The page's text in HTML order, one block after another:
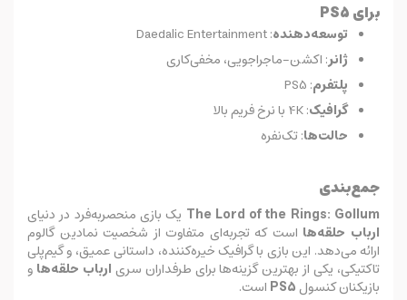
برای PS5
توسعه‌دهنده: Daedalic Entertainment
ژانر: اکشن-ماجراجویی، مخفی‌کاری
پلتفرم: PS5
گرافیک: 4K با نرخ فریم بالا
حالت‌ها: تک‌نفره
جمع‌بندی
The Lord of the Rings: Gollum یک بازی منحصربه‌فرد در دنیای
ارباب حلقه‌ها است که تجربه‌ای متفاوت از شخصیت نمادین گالوم
ارائه می‌دهد. این بازی با گرافیک خیره‌کننده، داستانی عمیق، و گیم‌پلی
تاکتیکی، یکی از بهترین گزینه‌ها برای طرفداران سری ارباب حلقه‌ها و
بازیکنان کنسول PS5 است.